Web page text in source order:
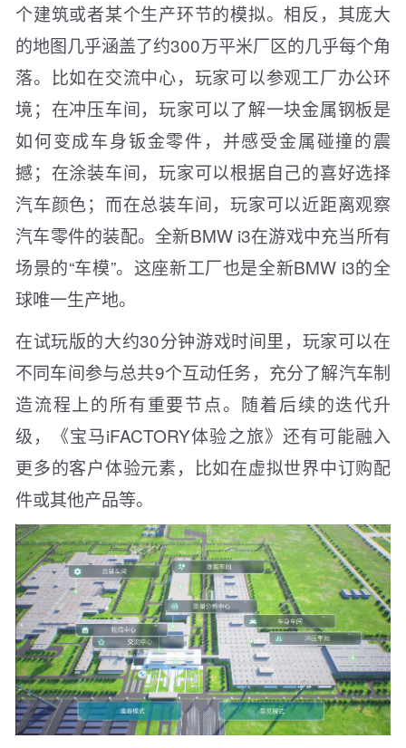
个建筑或者某个生产环节的模拟。相反，其庞大
的地图几乎涵盖了约300万平米厂区的几乎每个角
落。比如在交流中心，玩家可以参观工厂办公环
境；在冲压车间，玩家可以了解一块金属钢板是
如何变成车身钣金零件，并感受金属碰撞的震
撼；在涂装车间，玩家可以根据自己的喜好选择
汽车颜色；而在总装车间，玩家可以近距离观察
汽车零件的装配。全新BMW i3在游戏中充当所有
场景的“车模”。这座新工厂也是全新BMW i3的全
球唯一生产地。
在试玩版的大约30分钟游戏时间里，玩家可以在
不同车间参与总共9个互动任务，充分了解汽车制
造流程上的所有重要节点。随着后续的迭代升
级，《宝马iFACTORY体验之旅》还有可能融入
更多的客户体验元素，比如在虚拟世界中订购配
件或其他产品等。